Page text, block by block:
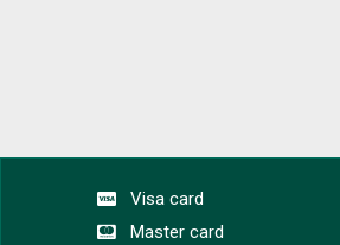
Visa card
Master card